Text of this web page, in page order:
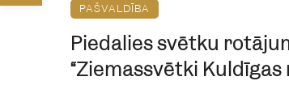
PAŠVALDĪBA
Piedalies svētku
“Ziemassvētki Kuldīgas